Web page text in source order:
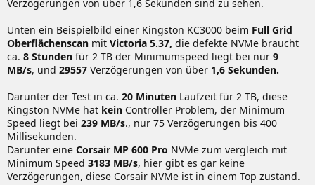
Verzögerungen von über 1,6 Sekunden sind zu sehen.
Unten ein Beispielbild einer Kingston KC3000 beim Full Grid
Oberflächenscan mit Victoria 5.37, die defekte NVMe braucht
ca. 8 Stunden für 2 TB der Minimumspeed liegt bei nur 9
MB/s, und 29557 Verzögerungen von über 1,6 Sekunden.
Darunter der Test in ca. 20 Minuten Laufzeit für 2 TB, diese
Kingston NVMe hat kein Controller Problem, der Minimum
Speed liegt bei 239 MB/s., nur 75 Verzögerungen bis 400
Millisekunden.
Darunter eine Corsair MP 600 Pro NVMe zum vergleich mit
Minimum Speed 3183 MB/s, hier gibt es gar keine
Verzögerungen, diese Corsair NVMe ist in einem Top zustand.